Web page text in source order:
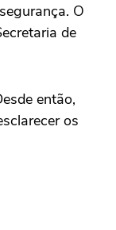
O
de
então,
os